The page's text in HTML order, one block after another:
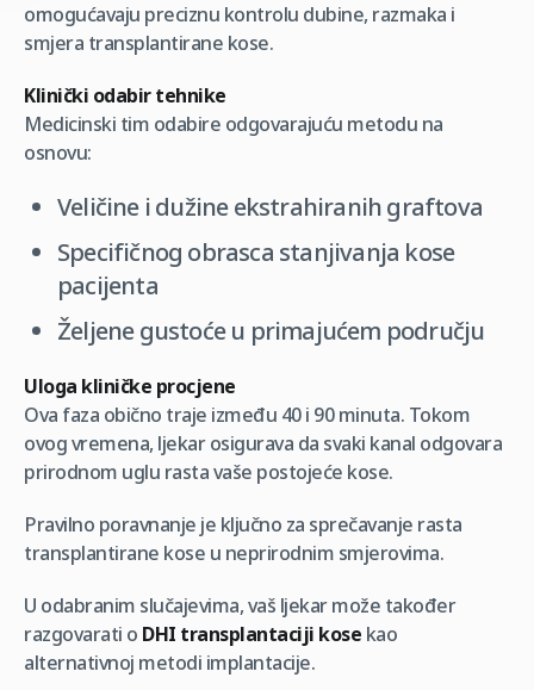
omogućavaju preciznu kontrolu dubine, razmaka i
smjera transplantirane kose.
Klinički odabir tehnike
Medicinski tim odabire odgovarajuću metodu na
osnovu:
Veličine i dužine ekstrahiranih graftova
Specifičnog obrasca stanjivanja kose
pacijenta
Željene gustoće u primajućem području
Uloga kliničke procjene
Ova faza obično traje između 40 i 90 minuta. Tokom
ovog vremena, ljekar osigurava da svaki kanal odgovara
prirodnom uglu rasta vaše postojeće kose.
Pravilno poravnanje je ključno za sprečavanje rasta
transplantirane kose u neprirodnim smjerovima.
U odabranim slučajevima, vaš ljekar može također
razgovarati o DHI transplantaciji kose kao
alternativnoj metodi implantacije.